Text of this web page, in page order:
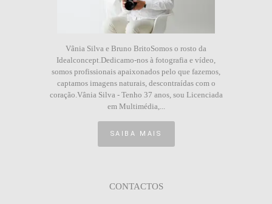
Vânia Silva e Bruno BritoSomos o rosto da
Idealconcept.Dedicamo-nos à fotografia e vídeo,
somos profissionais apaixonados pelo que fazemos,
captamos imagens naturais, descontraídas com o
coração.Vânia Silva - Tenho 37 anos, sou Licenciada
em Multimédia,...
SAIBA MAIS
CONTACTOS